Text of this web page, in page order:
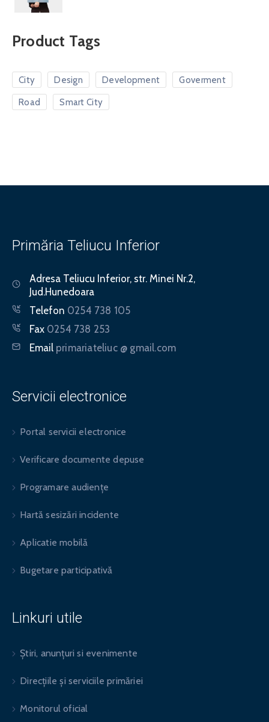
Product Tags
City Design Development Goverment
Road Smart City
Primăria Teliucu Inferior
Adresa Teliucu Inferior, str. Minei Nr.2,
Jud.Hunedoara
Telefon 0254 738 105
Fax 0254 738 253
Email primariateliuc @ gmail.com
Servicii electronice
Portal servicii electronice
Verificare documente depuse
Programare audiențe
Hartă sesizări incidente
Aplicatie mobilă
Bugetare participativă
Linkuri utile
Știri, anunțuri si evenimente
Direcțiile și serviciile primăriei
Monitorul oficial